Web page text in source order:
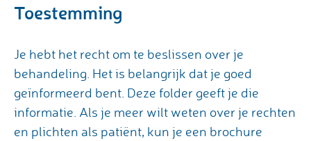
Toestemming
Je hebt het recht om te beslissen over je
behandeling. Het is belangrijk dat je goed
geïnformeerd bent. Deze folder geeft je die
informatie. Als je meer wilt weten over je rechten
en plichten als patiënt, kun je een brochure